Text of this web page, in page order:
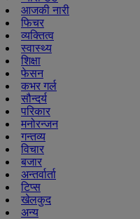
आजकी नारी
फिचर
व्यक्तित्व
स्वास्थ्य
शिक्षा
फेसन
कभर गर्ल
सौन्दर्य
परिकार
मनोरन्जन
गन्तव्य
विचार
बजार
अन्तर्वार्ता
टिप्स
खेलकुद
अन्य